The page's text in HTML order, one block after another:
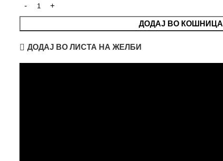
ДОДАЈ ВО КОШНИЦА
ДОДАЈ ВО ЛИСТА НА ЖЕЛБИ